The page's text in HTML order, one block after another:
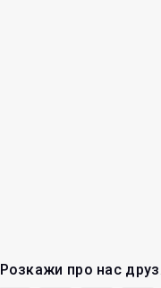
Розкажи про нас